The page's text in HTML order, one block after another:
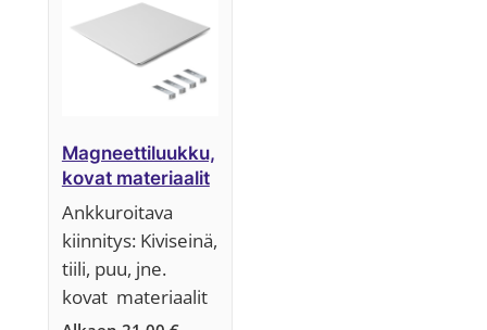
Magneettiluukku,
kovat materiaalit
Ankkuroitava
kiinnitys: Kiviseinä,
tiili, puu, jne.
kovat materiaalit